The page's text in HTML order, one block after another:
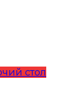
стол